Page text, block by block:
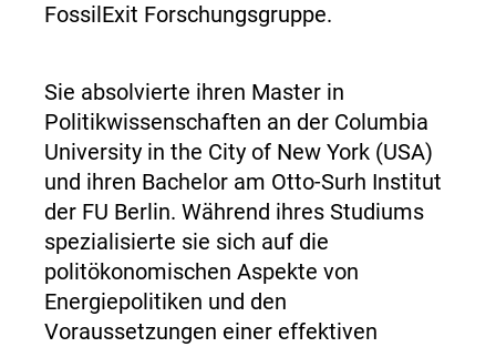
FossilExit Forschungsgruppe.
Sie absolvierte ihren Master in
Politikwissenschaften an der Columbia
University in the City of New York (USA)
und ihren Bachelor am Otto-Surh Institut
der FU Berlin. Während ihres Studiums
spezialisierte sie sich auf die
politökonomischen Aspekte von
Energiepolitiken und den
Voraussetzungen einer effektiven